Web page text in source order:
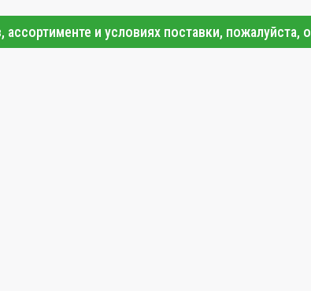
и условиях поставки, пожалуйста,